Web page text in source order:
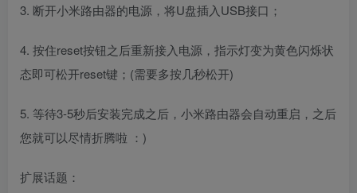
3. 断开小米路由器的电源，将U盘插入USB接口；
4. 按住reset按钮之后重新接入电源，指示灯变为黄色闪烁状
态即可松开reset键；(需要多按几秒松开)
5. 等待3-5秒后安装完成之后，小米路由器会自动重启，之后
您就可以尽情折腾啦 ：)
扩展话题：